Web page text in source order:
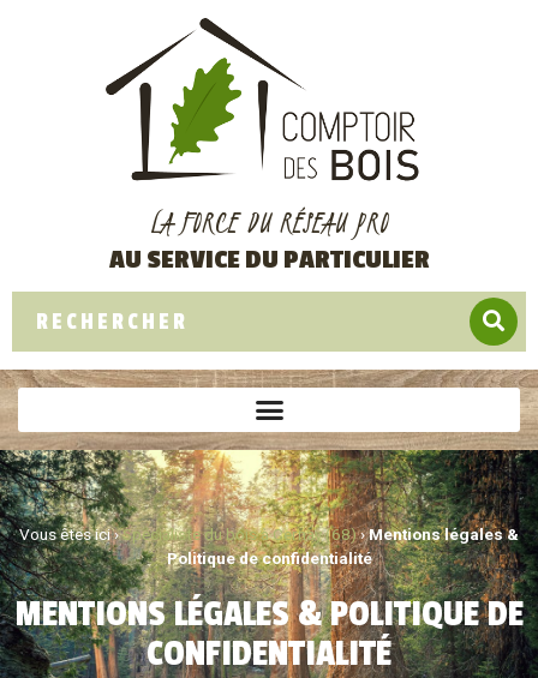
LA FORCE DU RÉSEAU PRO
AU SERVICE DU PARTICULIER
Vous êtes ici ›Spécialiste du bois à Cernay (68)›Mentions légales &
Politique de confidentialité
MENTIONS LÉGALES & POLITIQUE DE
CONFIDENTIALITÉ